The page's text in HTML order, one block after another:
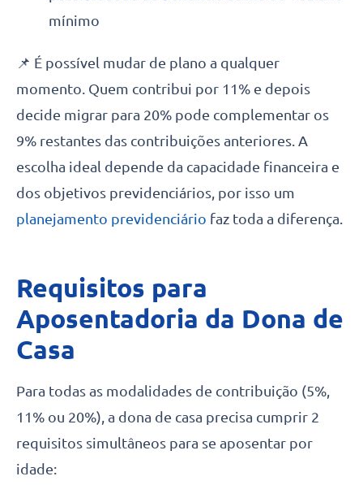
mínimo
📌 É possível mudar de plano a qualquer
momento. Quem contribui por 11% e depois
decide migrar para 20% pode complementar os
9% restantes das contribuições anteriores. A
escolha ideal depende da capacidade financeira e
dos objetivos previdenciários, por isso um
planejamento previdenciário faz toda a diferença.
Requisitos para
Aposentadoria da Dona de
Casa
Para todas as modalidades de contribuição (5%,
11% ou 20%), a dona de casa precisa cumprir 2
requisitos simultâneos para se aposentar por
idade: